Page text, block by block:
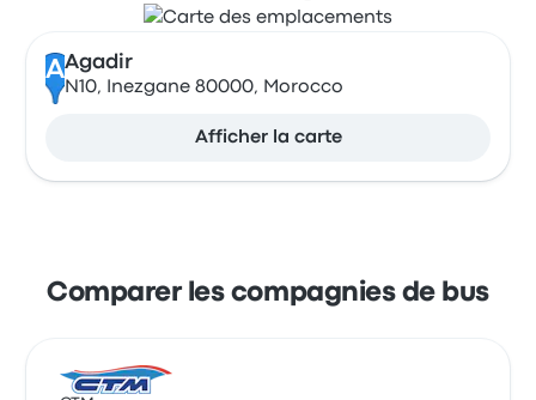
AAgadir
N10, Inezgane 80000, Morocco
Afficher la carte
Comparer les compagnies de bus